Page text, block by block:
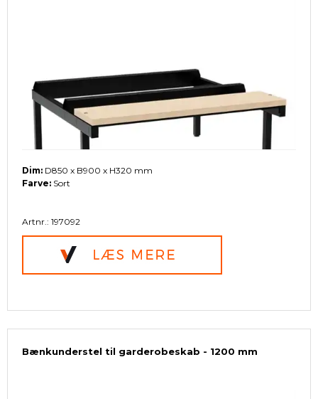
Dim: D850 x B900 x H320 mm
Farve: Sort
Artnr.: 197092
Bænkunderstel til garderobeskab - 1200 mm